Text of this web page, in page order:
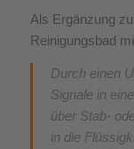
Als Ergänzung
Reinigungsbad
Durch einen
Signale in
über Stab-
in die